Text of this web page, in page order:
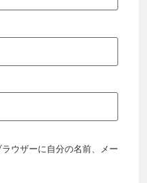
ウザーに自分の名前、メー